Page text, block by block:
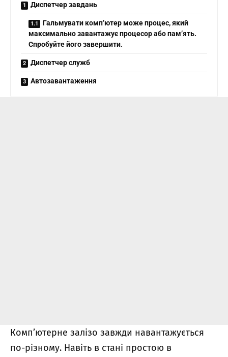
Диспетчер завдань
Гальмувати комп’ютер може процес, який
максимально завантажує процесор або пам’ять.
Спробуйте його завершити.
Диспетчер служб
Автозавантаження
Комп’ютерне залізо завжди навантажується
по-різному. Навіть в стані простою в